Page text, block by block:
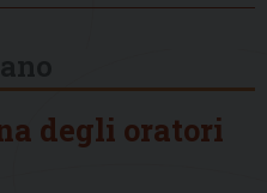
degli oratori